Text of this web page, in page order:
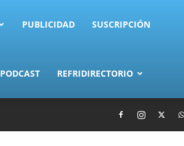
PUBLICIDAD SUSCRIPCIÓN
PODCAST REFRIDIRECTORIO